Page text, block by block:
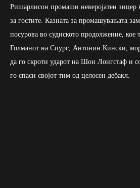
Ришарлисон промаши неверојатен зицер
за гостите. Казната за промашувањата
посурова во судиското продолжение, кое
Голманот на Спурс, Антонин Кински,
да го скроти ударот на Шон Лонгстаф и
го спаси својот тим од целосен дебакл.